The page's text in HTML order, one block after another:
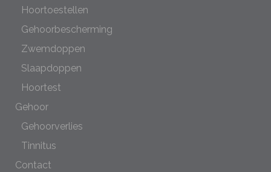
Hoortoestellen
Gehoorbescherming
Zwemdoppen
Slaapdoppen
Hoortest
Gehoor
Gehoorverlies
Tinnitus
Contact